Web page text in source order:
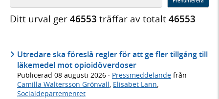
Ditt urval ger46553 träffar av totalt46553
Utredare ska föreslå regler för att ge fler tillgång till
läkemedel mot opioidöverdoser
Publicerad 08 augusti 2026 · Pressmeddelande från
Camilla Waltersson Grönvall, Elisabet Lann,
Socialdepartementet